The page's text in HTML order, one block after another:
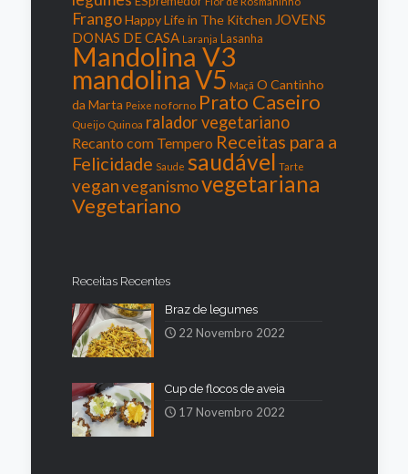
Frango Happy Life in The Kitchen JOVENS
DONAS DE CASA Laranja Lasanha
Mandolina V3
mandolina V5 Maçã O Cantinho
da Marta Peixe no forno Prato Caseiro
Queijo Quinoa ralador vegetariano
Recanto com Tempero Receitas para a
Felicidade Saude saudável Tarte
veganveganismovegetariana
Vegetariano
Receitas Recentes
Braz de legumes
22 Novembro 2022
Cup de flocos de aveia
17 Novembro 2022